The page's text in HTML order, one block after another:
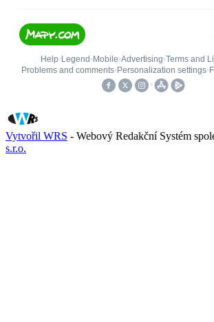
Vytvořil WRS - Webový Redakční Systém
s.r.o.